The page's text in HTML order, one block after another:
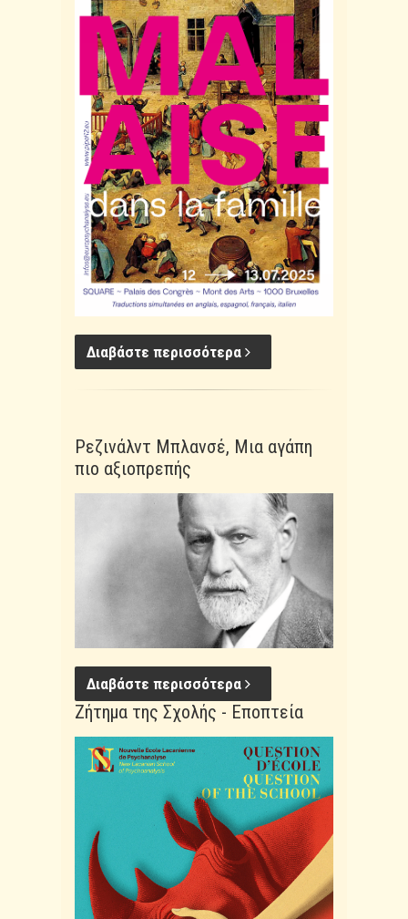
Διαβάστε περισσότερα
Ρεζινάλντ Μπλανσέ, Μια αγάπη
πιο αξιοπρεπής
Διαβάστε περισσότερα
Ζήτημα της Σχολής - Εποπτεία